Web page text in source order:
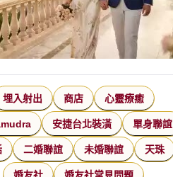
埋入射出 商店 心靈療癒
安捷台北裝潢 單身聯誼
二婚聯誼 未婚聯誼 天珠